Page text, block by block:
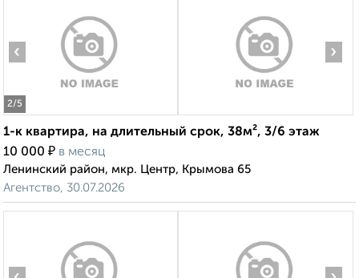
2/5
‹ ›
1-к квартира, на длительный срок, 38м², 3/6 этаж
10 000 ₽ в месяц
Ленинский район, мкр. Центр, Крымова 65
Агентство, 30.07.2026